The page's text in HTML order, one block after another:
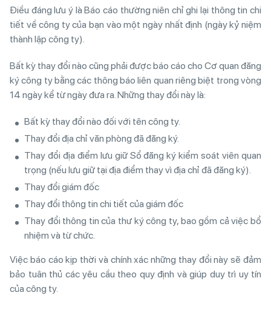
Điều đáng lưu ý là Báo cáo thường niên chỉ ghi lại thông tin chi
tiết về công ty của bạn vào một ngày nhất định (ngày kỷ niệm
thành lập công ty).
Bất kỳ thay đổi nào cũng phải được báo cáo cho Cơ quan đăng
ký công ty bằng các thông báo liên quan riêng biệt trong vòng
14 ngày kể từ ngày đưa ra. Những thay đổi này là:
Bất kỳ thay đổi nào đối với tên công ty.
Thay đổi địa chỉ văn phòng đã đăng ký.
Thay đổi địa điểm lưu giữ Sổ đăng ký kiểm soát viên quan
trọng (nếu lưu giữ tại địa điểm thay vì địa chỉ đã đăng ký).
Thay đổi giám đốc
Thay đổi thông tin chi tiết của giám đốc
Thay đổi thông tin của thư ký công ty, bao gồm cả việc bổ
nhiệm và từ chức.
Việc báo cáo kịp thời và chính xác những thay đổi này sẽ đảm
bảo tuân thủ các yêu cầu theo quy định và giúp duy trì uy tín
của công ty.